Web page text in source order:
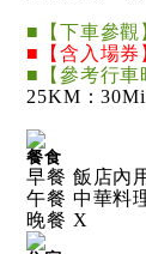
■【下車參觀
■【含入場券
■【參考行車
25KM：
餐食
早餐 飯店內
午餐 中華料
晚餐 X